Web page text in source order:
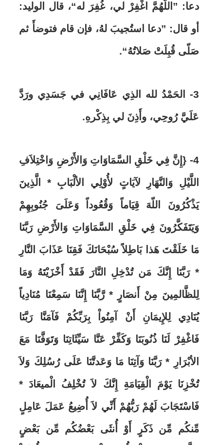
دعا: ”اللَّهُمَّ اغْفِرْ لي، غُفِرَ له“، قال الوليد:
أو قال: ”دعا استُجيبَ لهُ، فإن قام فتوضأَ ثم
صَلّى قُبِلَتْ صَلاتُهُ“.
3-
الحَمْدُ لله الذِي عَافَانِي في جَسَدِي ورَدَّ
عَلَيَّ رُوحِي، وأَذِنَ لي بِذِكْرهِ.
4- {إِنَّ فِي خَلْقِ السَّمَاوَاتِ وَالأَرْضِ وَاخْتِلاَفِ
اللَّيْلِ وَالنَّهَارِ لآيَاتٍ لأُوْلِي الألْبَابِ *
الَّذِينَ
يَذْكُرُونَ اللّهَ قِيَاماً وَقُعُوداً وَعَلَىَ جُنُوبِهِمْ
وَيَتَفَكَّرُونَ فِي خَلْقِ السَّمَاوَاتِ وَالأَرْضِ رَبَّنَا
مَا خَلَقْتَ هَذا بَاطِلاً سُبْحَانَكَ فَقِنَا عَذَابَ النَّارِ
*رَبَّنَا إِنَّكَ مَن تُدْخِلِ النَّارَ فَقَدْ أَخْزَيْتَهُ وَمَا
لِلظَّالمِينَ مِنْ أَنصَارٍ *رَّبَّنَا إِنَّنَا سَمِعْنَا مُنَادِياً
يُنَادِي لِلإِيمَانِ أَنْ آمِنُواْ بِرَبِّكُمْ فَآمَنَّا رَبَّنَا
فَاغْفِرْ لَنَا ذُنُوبَنَا وَكَفِّرْ عَنَّا سَيِّئَاتِنَا وَتَوَفَّنَا مَعَ
الأبْرَارِ * رَبَّنَا وَآتِنَا مَا وَعَدتَّنَا عَلَى رُسُلِكَ وَلاَ
تُخْزِنَا يَوْمَ الْقِيَامَةِ إِنَّكَ لاَ تُخْلِفُ الْميعَادَ *
فَاسْتَجَابَ لَهُمْ رَبُّهُمْ أَنِّي لاَ أُضِيعُ عَمَلَ عَامِلٍ
مِّنكُم مِّن ذَكَرٍ أَوْ أُنثَى بَعْضُكُم مِّن بَعْضٍ